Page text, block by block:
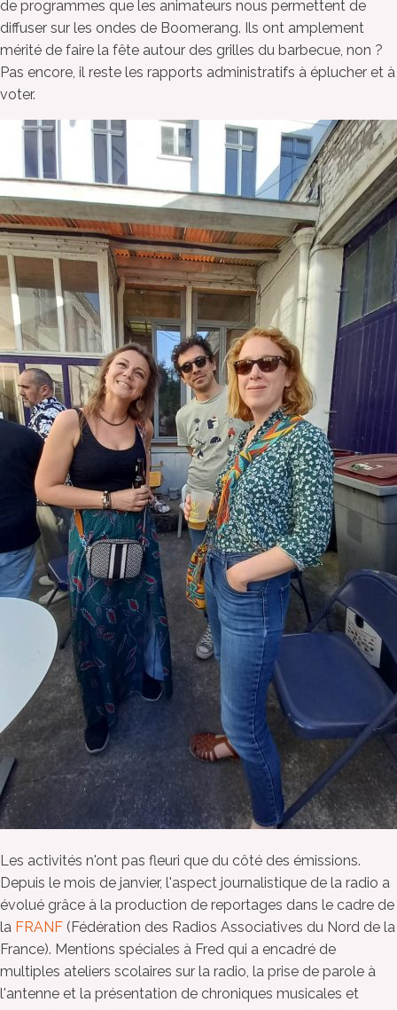
de programmes que les animateurs nous permettent de
diffuser sur les ondes de Boomerang. Ils ont amplement
mérité de faire la fête autour des grilles du barbecue, non ?
Pas encore, il reste les rapports administratifs à éplucher et à
voter.
Les activités n'ont pas fleuri que du côté des émissions.
Depuis le mois de janvier, l'aspect journalistique de la radio a
évolué grâce à la production de reportages dans le cadre de
la FRANF (Fédération des Radios Associatives du Nord de la
France). Mentions spéciales à Fred qui a encadré de
multiples ateliers scolaires sur la radio, la prise de parole à
l'antenne et la présentation de chroniques musicales et